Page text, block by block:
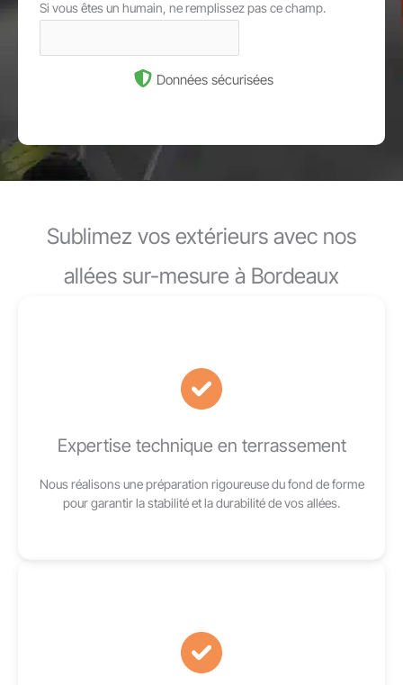
Si vous êtes un humain, ne remplissez pas ce champ.
Données sécurisées
Sublimez vos extérieurs avec nos
allées sur-mesure à Bordeaux
Expertise technique en terrassement
Nous réalisons une préparation rigoureuse du fond de forme
pour garantir la stabilité et la durabilité de vos allées.